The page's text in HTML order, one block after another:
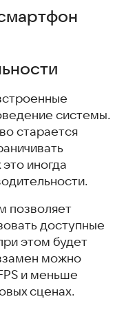
системы.
старается
иногда
позволяет
доступные
этом будет
можно
и меньше
сценах.